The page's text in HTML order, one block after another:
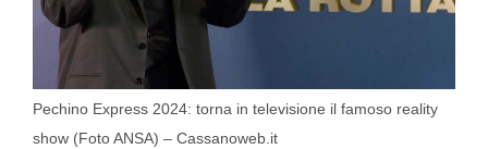
Pechino Express 2024: torna in televisione il famoso reality
show (Foto ANSA) – Cassanoweb.it